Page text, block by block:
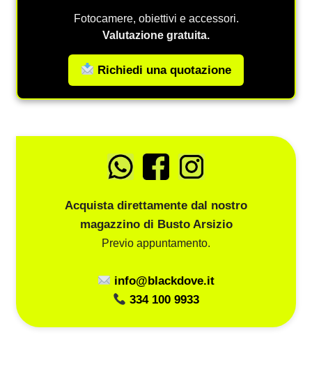
Fotocamere, obiettivi e accessori.
Valutazione gratuita.
Richiedi una quotazione
Acquista direttamente dal nostro
magazzino di Busto Arsizio
Previo appuntamento.
info@blackdove.it
334 100 9933